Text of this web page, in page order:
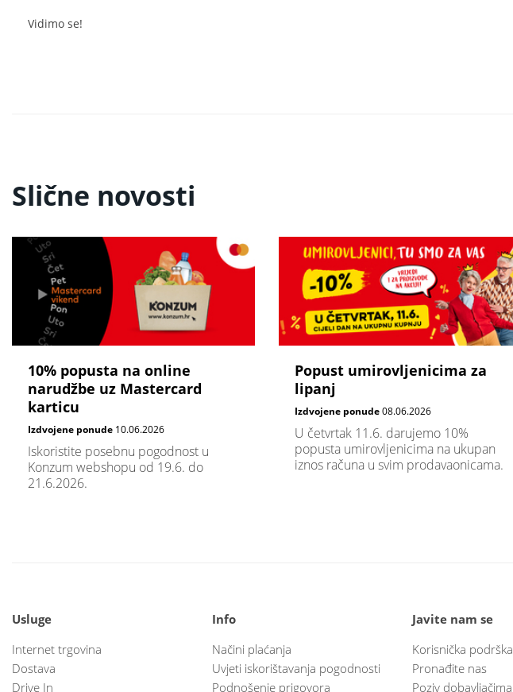
Vidimo se!
Slične novosti
10% popusta na online
narudžbe uz Mastercard
karticu
Izdvojene ponude 10.06.2026
Iskoristite posebnu pogodnost u
Konzum webshopu od 19.6. do
21.6.2026.
Popust umirovljenicima za
lipanj
Izdvojene ponude08.06.2026
U četvrtak 11.6. darujemo 10%
popusta umirovljenicima na ukupan
iznos računa u svim prodavaonicama.
Usluge
Internet trgovina
Dostava
Drive In
Info
Načini plaćanja
Uvjeti iskorištavanja pogodnosti
Podnošenje prigovora
Javite nam se
Korisnička podrška
Pronađite nas
Poziv dobavljačima